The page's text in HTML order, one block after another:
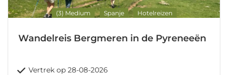
(3) Medium Spanje Hotelreizen
Wandelreis Bergmeren in de Pyreneeën
Vertrek op 28-08-2026